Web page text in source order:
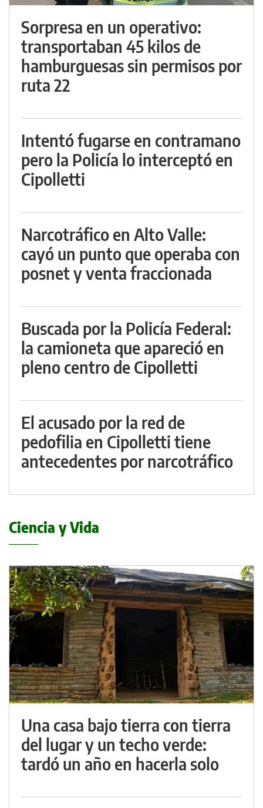
Sorpresa en un operativo:
transportaban 45 kilos de
hamburguesas sin permisos por
ruta 22
Intentó fugarse en contramano
pero la Policía lo interceptó en
Cipolletti
Narcotráfico en Alto Valle:
cayó un punto que operaba con
posnet y venta fraccionada
Buscada por la Policía Federal:
la camioneta que apareció en
pleno centro de Cipolletti
El acusado por la red de
pedofilia en Cipolletti tiene
antecedentes por narcotráfico
Ciencia y Vida
Una casa bajo tierra con tierra
del lugar y un techo verde:
tardó un año en hacerla solo